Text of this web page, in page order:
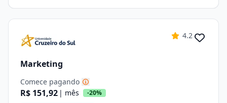
4.2
Marketing
Comece pagando
R$ 151,92 | mês -20%